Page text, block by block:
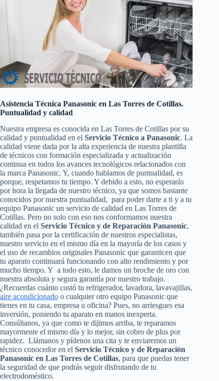
Asistencia Técnica Panasonic en Las Torres de Cotillas.
Puntualidad y calidad
Nuestra empresa es conocida en Las Torres de Cotillas por su
calidad y puntualidad en el Servicio Técnico a Panasonic. La
calidad viene dada por la alta experiencia de nuestra plantilla
de técnicos con formación especializada y actualización
continua en todos los avances tecnológicos relacionados con
la marca Panasonic. Y, cuando hablamos de puntualidad, es
porque, respetamos tu tiempo. Y debido a esto, no esperarás
por hora la llegada de nuestro técnico, ya que somos bastante
conocidos por nuestra puntualidad, para poder darte a ti y a tu
equipo Panasonic un servicio de calidad en Las Torres de
Cotillas. Pero no solo con eso nos conformamos nuestra
calidad en el Servicio Técnico y de Reparación Panasonic,
también pasa por la certificación de nuestros especialistas,
nuestro servicio en el mismo día en la mayoría de los casos y
el uso de recambios originales Panasonic que garanticen que
tu aparato continuará funcionando con alto rendimiento y por
mucho tiempo. Y a todo esto, le damos un broche de oro con
nuestra absoluta y segura garantía por nuestro trabajo.
¿Recuerdas cuánto costó tu refrigerador, lavadora, lavavajillas,
aire acondicionado o cualquier otro equipo Panasonic que
tienes en tu casa, empresa u oficina? Pues, no arriesgues esa
inversión, poniendo tu aparato en manos inexperta.
Consúltanos, ya que como te dijimos arriba, te reparamos
mayormente el mismo día y lo mejor, sin cobro de plus por
rapidez. Llámanos y pídenos una cita y te enviaremos un
técnico conocedor en el Servicio Técnico y de Reparación
Panasonic en Las Torres de Cotillas, para que puedas tener
la seguridad de que podrás seguir disfrutando de tu
electrodoméstico.